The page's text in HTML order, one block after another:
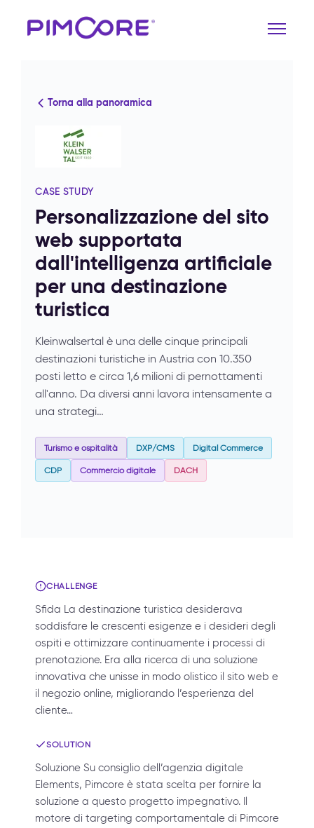
Torna alla panoramica
CASE STUDY
Personalizzazione del sito
web supportata
dall'intelligenza artificiale
per una destinazione
turistica
Kleinwalsertal è una delle cinque principali
destinazioni turistiche in Austria con 10.350
posti letto e circa 1,6 milioni di pernottamenti
all'anno. Da diversi anni lavora intensamente a
una strategi…
Turismo e ospitalità DXP/CMS Digital Commerce
CDP Commercio digitale DACH
CHALLENGE
Sfida La destinazione turistica desiderava
soddisfare le crescenti esigenze e i desideri degli
ospiti e ottimizzare continuamente i processi di
prenotazione. Era alla ricerca di una soluzione
innovativa che unisse in modo olistico il sito web e
il negozio online, migliorando l’esperienza del
cliente…
SOLUTION
Soluzione Su consiglio dell’agenzia digitale
Elements, Pimcore è stata scelta per fornire la
soluzione a questo progetto impegnativo. Il
motore di targeting comportamentale di Pimcore